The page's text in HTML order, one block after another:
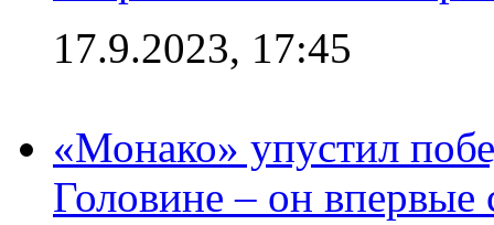
17.9.2023, 17:45
«Монако» упустил
Головине – он впервые